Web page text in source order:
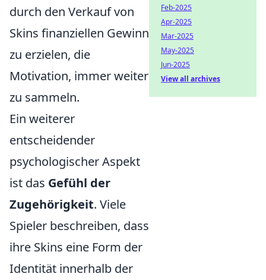
durch den Verkauf von
Skins finanziellen Gewinn
zu erzielen, die
Motivation, immer weiter
zu sammeln.
Ein weiterer
entscheidender
psychologischer Aspekt
ist das Gefühl der
Zugehörigkeit. Viele
Spieler beschreiben, dass
ihre Skins eine Form der
Identität innerhalb der
Feb-2025
Apr-2025
Mar-2025
May-2025
Jun-2025
View all archives